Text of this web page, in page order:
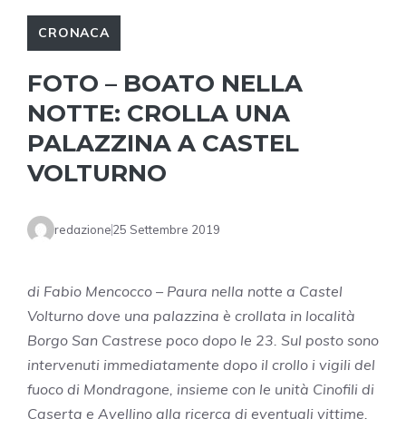
CRONACA
FOTO – BOATO NELLA
NOTTE: CROLLA UNA
PALAZZINA A CASTEL
VOLTURNO
redazione25 Settembre 2019
di Fabio Mencocco – Paura nella notte a Castel
Volturno dove una palazzina è crollata in località
Borgo San Castrese poco dopo le 23. Sul posto sono
intervenuti immediatamente dopo il crollo i vigili del
fuoco di Mondragone, insieme con le unità Cinofili di
Caserta e Avellino alla ricerca di eventuali vittime.